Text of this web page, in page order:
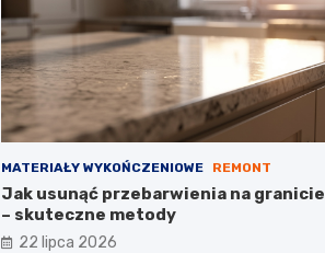
MATERIAŁY WYKOŃCZENIOWE REMONT
Jak usunąć przebarwienia na granicie
– skuteczne metody
22 lipca 2026